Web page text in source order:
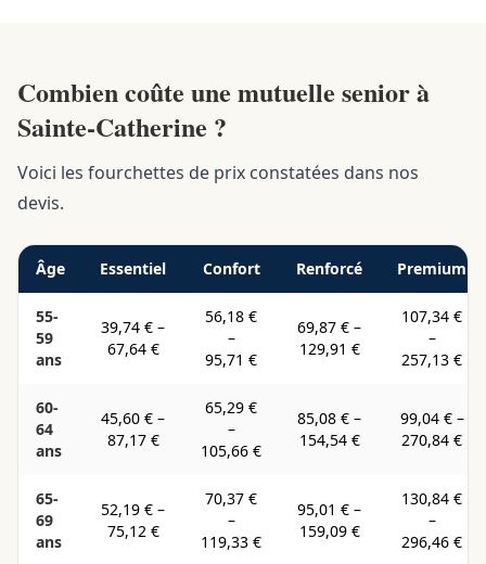
Combien coûte une mutuelle senior à
Sainte-Catherine ?
Voici les fourchettes de prix constatées dans nos
devis.
Âge Essentiel Confort Renforcé Premium
55-
59
ans
39,74 € –
67,64 €
56,18 €
–
95,71 €
69,87 € –
129,91 €
107,34 €
–
257,13 €
60-
64
ans
45,60 € –
87,17 €
65,29 €
–
105,66 €
85,08 € –
154,54 €
99,04 €–
270,84 €
65-
69
ans
52,19 € –
75,12 €
70,37 €
–
119,33 €
95,01 € –
159,09 €
130,84 €
–
296,46 €